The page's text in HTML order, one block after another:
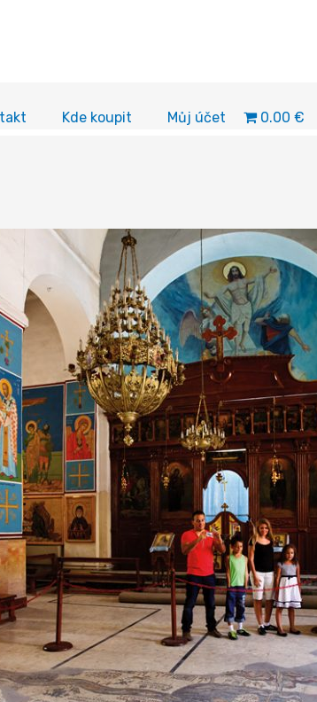
Kde koupit Můj účet 0.00 €